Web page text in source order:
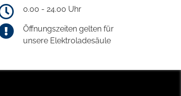
0.00 - 24.00 Uhr
Öffnungszeiten gelten für
unsere Elektroladesäule